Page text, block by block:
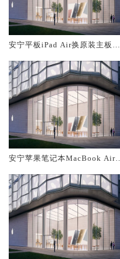
安宁平板iPad Air换原装主板维
安宁苹果笔记本MacBook Air换